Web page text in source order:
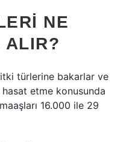
NE
ALIR?
türlerine bakarlar ve
etme konusunda
16.000 ile 29